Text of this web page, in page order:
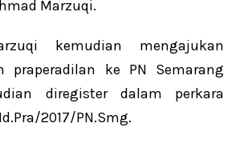
Marzuqi.
kemudian mengajukan
praperadilan ke PN Semarang
diregister dalam perkara
2017/PN.Smg.